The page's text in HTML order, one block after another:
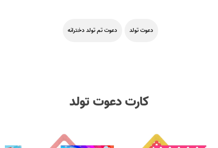
دعوت تولد دعوت تم تولد دخترانه
کارت دعوت تولد